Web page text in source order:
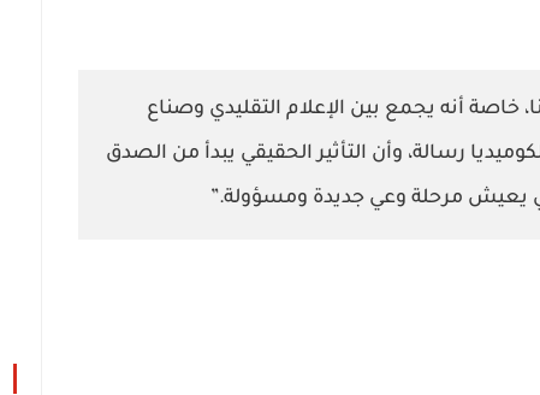
خاصة أنه يجمع بين الإعلام التقليدي وصناع
رسالة، وأن التأثير الحقيقي يبدأ من الصدق
يعيش مرحلة وعي جديدة ومسؤولة.”